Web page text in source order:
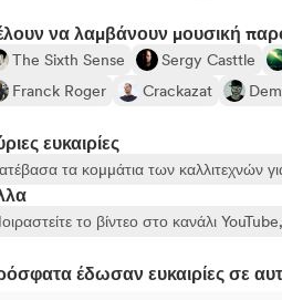
να λαμβάνουν μουσική
The Sixth Sense Sergy Casttle
Franck Roger
Crackazat
ευκαιρίες
τα κομμάτια των καλλιτεχνών
το βίντεο στο κανάλι
έδωσαν ευκαιρίες σε